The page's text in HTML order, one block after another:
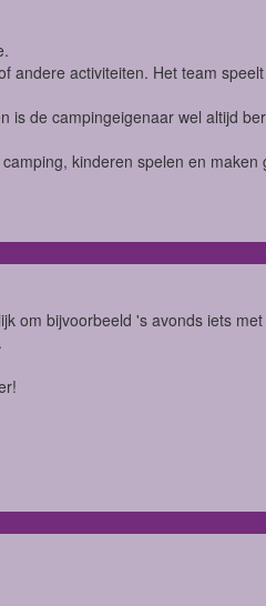
andere activiteiten. Het team
is de campingeigenaar wel altijd
kinderen spelen en maken
om bijvoorbeeld 's avonds iets